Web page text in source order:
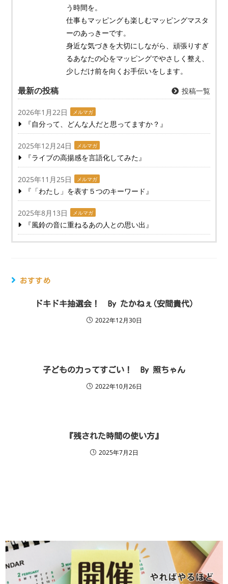
う時間を。
仕事もマッピングも楽しむマッピングマスタ
ーのあっきーです。
身近な気づきを大切にしながら、頑張りすぎ
るあなたの心をマッピングでやさしく整え、
少しだけ前を向くお手伝いをします。
最新の投稿 投稿一覧
2026年1月22日 メルマガ
『自分って、どんな人だと思ってますか？』
2025年12月24日 メルマガ
『ライブの高揚感を言語化してみた』
2025年11月25日 メルマガ
『「わたし」を表す５つのキーワード』
2025年8月13日 メルマガ
『風鈴の音に重ねるあの人との思い出』
おすすめ
ドキドキ抽選会！ By たかねぇ(安間貴代)
2022年12月30日
子どもの力ってすごい！ By 照ちゃん
2022年10月26日
『残された時間の使い方』
2025年7月2日